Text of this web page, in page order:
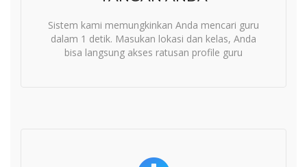
Sistem kami memungkinkan Anda mencari guru
dalam 1 detik. Masukan lokasi dan kelas, Anda
bisa langsung akses ratusan profile guru